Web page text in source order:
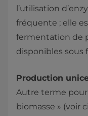
l’utilisation
fréquente ; elle
fermentation de
disponibles sous
Production
Autre terme
biomasse » (voir